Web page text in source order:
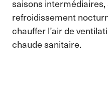
saisons
refroidissement
chauffer l’air de
chaude sanitaire.